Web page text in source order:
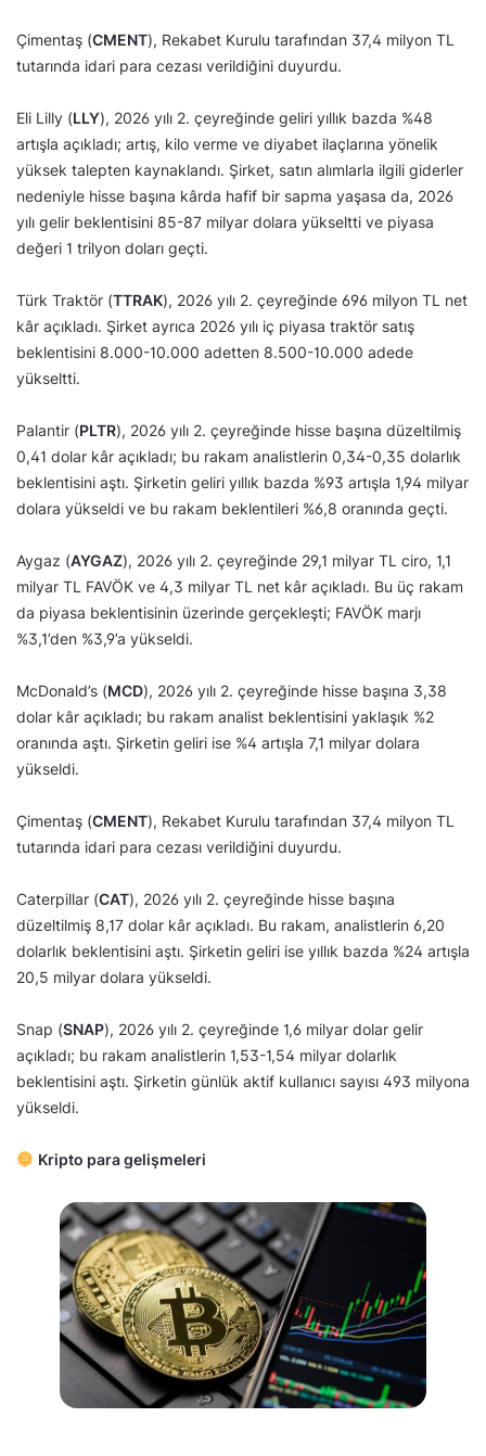
Çimentaş (CMENT), Rekabet Kurulu tarafından 37,4 milyon TL
tutarında idari para cezası verildiğini duyurdu.
Eli Lilly (LLY), 2026 yılı 2. çeyreğinde geliri yıllık bazda %48
artışla açıkladı; artış, kilo verme ve diyabet ilaçlarına yönelik
yüksek talepten kaynaklandı. Şirket, satın alımlarla ilgili giderler
nedeniyle hisse başına kârda hafif bir sapma yaşasa da, 2026
yılı gelir beklentisini 85-87 milyar dolara yükseltti ve piyasa
değeri 1 trilyon doları geçti.
Türk Traktör (TTRAK), 2026 yılı 2. çeyreğinde 696 milyon TL net
kâr açıkladı. Şirket ayrıca 2026 yılı iç piyasa traktör satış
beklentisini 8.000-10.000 adetten 8.500-10.000 adede
yükseltti.
Palantir (PLTR), 2026 yılı 2. çeyreğinde hisse başına düzeltilmiş
0,41 dolar kâr açıkladı; bu rakam analistlerin 0,34-0,35 dolarlık
beklentisini aştı. Şirketin geliri yıllık bazda %93 artışla 1,94 milyar
dolara yükseldi ve bu rakam beklentileri %6,8 oranında geçti.
Aygaz (AYGAZ), 2026 yılı 2. çeyreğinde 29,1 milyar TL ciro, 1,1
milyar TL FAVÖK ve 4,3 milyar TL net kâr açıkladı. Bu üç rakam
da piyasa beklentisinin üzerinde gerçekleşti; FAVÖK marjı
%3,1’den %3,9’a yükseldi.
McDonald’s (MCD), 2026 yılı 2. çeyreğinde hisse başına 3,38
dolar kâr açıkladı; bu rakam analist beklentisini yaklaşık %2
oranında aştı. Şirketin geliri ise %4 artışla 7,1 milyar dolara
yükseldi.
Çimentaş (CMENT), Rekabet Kurulu tarafından 37,4 milyon TL
tutarında idari para cezası verildiğini duyurdu.
Caterpillar (CAT), 2026 yılı 2. çeyreğinde hisse başına
düzeltilmiş 8,17 dolar kâr açıkladı. Bu rakam, analistlerin 6,20
dolarlık beklentisini aştı. Şirketin geliri ise yıllık bazda %24 artışla
20,5 milyar dolara yükseldi.
Snap (SNAP), 2026 yılı 2. çeyreğinde 1,6 milyar dolar gelir
açıkladı; bu rakam analistlerin 1,53-1,54 milyar dolarlık
beklentisini aştı. Şirketin günlük aktif kullanıcı sayısı 493 milyona
yükseldi.
Kripto para gelişmeleri